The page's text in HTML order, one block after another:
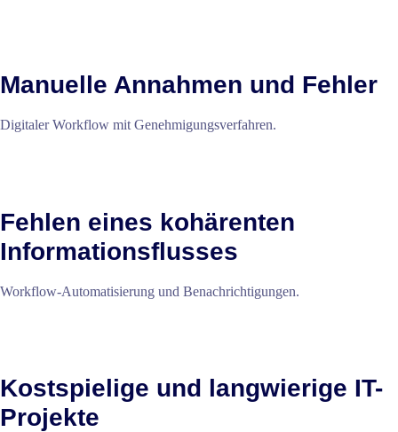
Manuelle Annahmen und Fehler
Digitaler Workflow mit Genehmigungsverfahren.
Fehlen eines kohärenten
Informationsflusses
Workflow-Automatisierung und Benachrichtigungen.
Kostspielige und langwierige IT-
Projekte